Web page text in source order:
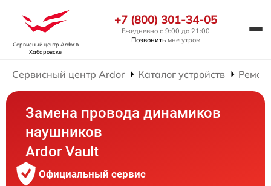
Сервисный центр Ardorв
Хабаровске
+7 (800) 301-34-05
Ежедневно с 9:00 до 21:00
Позвонить мне утром
Сервисный центр Ardor Каталог устройств
Замена провода динамиков
наушников
Ardor Vault
Официальный сервис